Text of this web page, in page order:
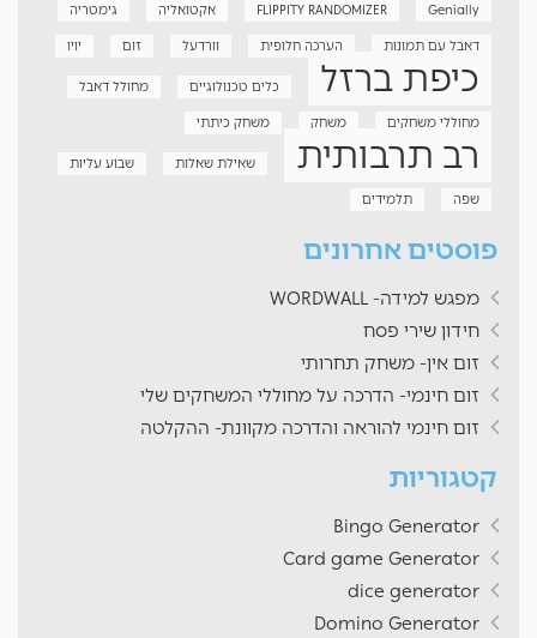
FLIPPITY RANDOMIZER Genially אקטואליה
גימטריה
דאבל עם תמונות
הערכה חלופית וורדעל זום יויו
כיפת ברזל כלים טכנולוגיים
מחולל דאבל
מחוללי משחקים
משחק משחק כיתתי
רב תרבותית שאילת שאלות
שבוע עליות
שפה
תלמידים
פוסטים אחרונים
מפגש למידה- WORDWALL
חידון שירי פסח
זום אין- משחק תחרותי
זום חינמי- הדרכה על מחוללי המשחקים שלי
זום חינמי להוראה והדרכה מקוונת- ההקלטה
קטגוריות
Bingo Generator
Card game Generator
dice generator
Domino Generator